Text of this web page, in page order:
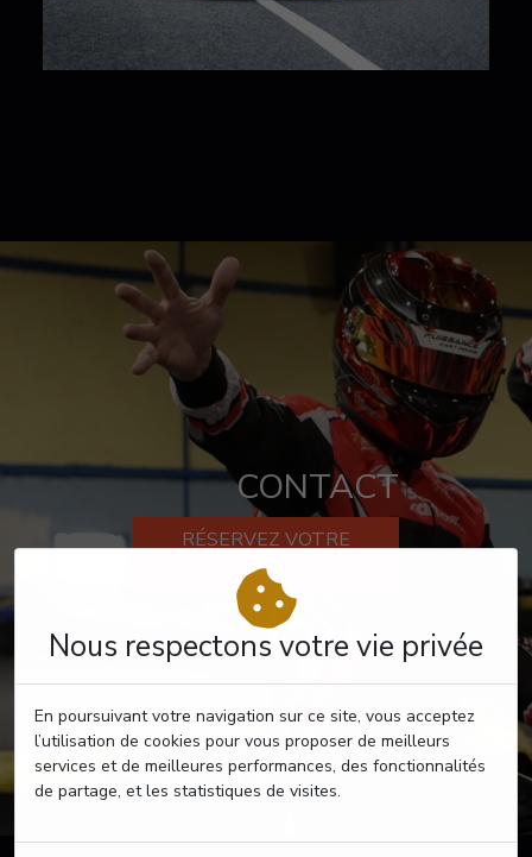
Nous respectons votre vie privée
En poursuivant votre navigation sur ce site, vous acceptez
l’utilisation de cookies pour vous proposer de meilleurs
services et de meilleures performances, des fonctionnalités
de partage, et les statistiques de visites.
CONTACT
RÉSERVEZ VOTRE
PASSAGE